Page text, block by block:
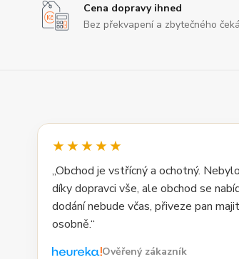
Cena dopravy ihned
Bez překvapení a zbytečného
★★★★★
„Obchod je vstřícný a ochotný.
díky dopravci vše, ale obchod se
dodání nebude včas, přiveze pan
osobně.“
Ověřený zákazník